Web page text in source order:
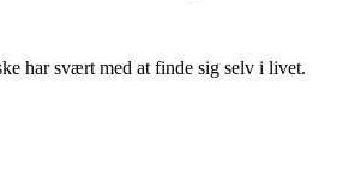
har svært med at finde sig selv i livet.